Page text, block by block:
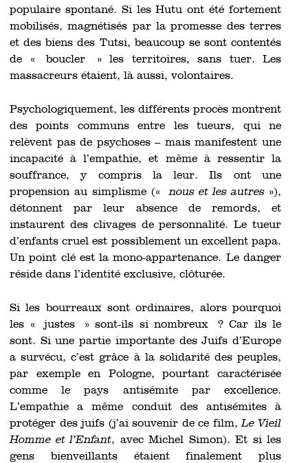
populaire spontané. Si les Hutu ont été fortement
mobilisés, magnétisés par la promesse des terres
et des biens des Tutsi, beaucoup se sont contentés
de « boucler » les territoires, sans tuer. Les
massacreurs étaient, là aussi, volontaires.
Psychologiquement, les différents procès montrent
des points communs entre les tueurs, qui ne
relèvent pas de psychoses – mais manifestent une
incapacité à l’empathie, et même à ressentir la
souffrance, y compris la leur. Ils ont une
propension au simplisme («nous et les autres »),
détonnent par leur absence de remords, et
instaurent des clivages de personnalité. Le tueur
d’enfants cruel est possiblement un excellent papa.
Un point clé est la mono-appartenance. Le danger
réside dans l’identité exclusive, clôturée.
Si les bourreaux sont ordinaires, alors pourquoi
les « justes » sont-ils si nombreux ? Car ils le
sont. Si une partie importante des Juifs d’Europe
a survécu, c’est grâce à la solidarité des peuples,
par exemple en Pologne, pourtant caractérisée
comme le pays antisémite par excellence.
L’empathie a même conduit des antisémites à
protéger des juifs (j’ai souvenir de ce film,Le Vieil
Homme et l’Enfant, avec Michel Simon). Et si les
gens bienveillants étaient finalement plus